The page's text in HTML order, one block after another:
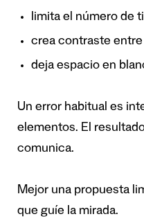
limita el número de
crea contraste
deja espacio en
Un error habitual es
elementos. El
comunica.
Mejor una propuesta
que guíe la mirada.